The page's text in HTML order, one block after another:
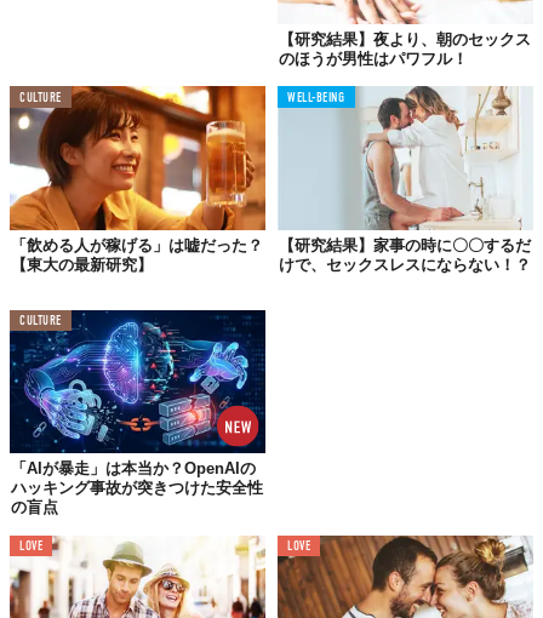
が飲む日は付き合い、飲まない日は自分も控えることを提案。一
方「Mashable」は、Birditt教授のコメントを元に一緒に過ごす時
間の方に目を向けた見解を示しています。その教授の言葉がこち
ら。
「この研究で分かったことは 飲むお酒の量ではなく、お酒
を飲むか飲まないかという点が大切
だということ。自由な
時間を共に過ごすカップルは、結婚生活の質も同時に高く
なるということに由来しているのでしょう」
つまりは、お酒は夫婦（もしくはカップル）の間で潤滑油的な役
割を果たす、コミュニケーションツールとして有効。けれど、2人
が共に飲まなければ、逆に関係はギクシャクしたものになってし
まう。背反する2つの側面、やっぱり、お酒も恋愛も付き合い方が
重要なのかも。
大酒飲みカップルは
離婚率も低い！？
【研究結果】夜より、朝のセックス
のほうが男性はパワフル！
CULTURE
「飲める人が稼げる」は嘘だった？
【東大の最新研究】
WELL-BEING
【研究結果】家事の時に〇〇するだ
けで、セックスレスにならない！？
CULTURE
「AIが暴走」は本当か？OpenAIの
ハッキング事故が突きつけた安全性
の盲点
LOVE LOVE